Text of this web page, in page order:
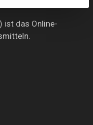
ist das Online-